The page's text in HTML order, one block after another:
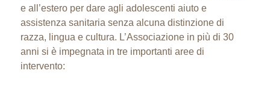
e all’estero per dare agli adolescenti aiuto e
assistenza sanitaria senza alcuna distinzione di
razza, lingua e cultura. L’Associazione in più di 30
anni si è impegnata in tre importanti aree di
intervento: